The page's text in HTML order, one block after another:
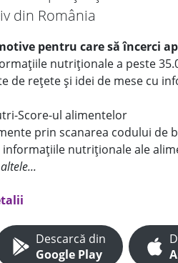
din România
pentru care să încerci
nutriționale a peste
de rețete și idei de mese cu
Score-ul alimentelor
prin scanarea codului de
informațiile nutriționale ale
Descarcă din
Google Play